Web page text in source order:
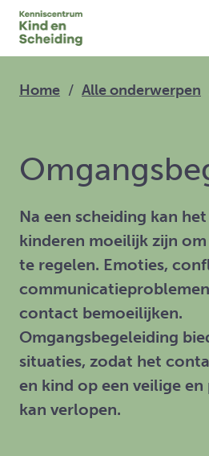
Home Alle onderwerpen
Na een scheiding kan
kinderen moeilijk zijn
te regelen. Emoties,
contact bemoeilijken.
Omgangsbegeleiding
situaties, zodat het
en kind op een veilige
kan verlopen.